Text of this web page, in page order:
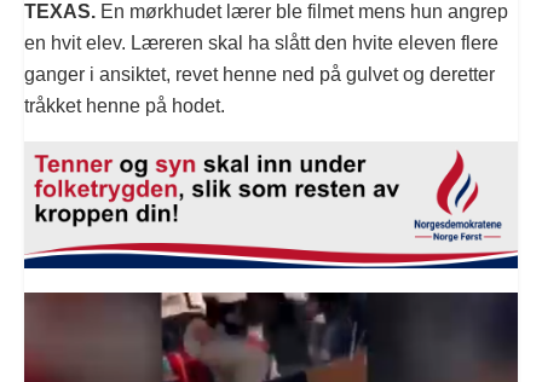
TEXAS. En mørkhudet lærer ble filmet mens hun angrep
en hvit elev. Læreren skal ha slått den hvite eleven flere
ganger i ansiktet, revet henne ned på gulvet og deretter
tråkket henne på hodet.